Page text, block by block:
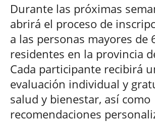
Durante las próximas
abrirá el proceso de
a las personas mayores de
residentes en la provincia
Cada participante recibirá
evaluación individual y
salud y bienestar, así como
recomendaciones